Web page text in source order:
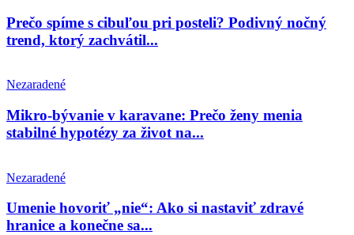
Prečo spíme s cibuľou pri posteli? Podivný nočný
trend, ktorý zachvátil...
Nezaradené
Mikro-bývanie v karavane: Prečo ženy menia
stabilné hypotézy za život na...
Nezaradené
Umenie hovoriť „nie“: Ako si nastaviť zdravé
hranice a konečne sa...